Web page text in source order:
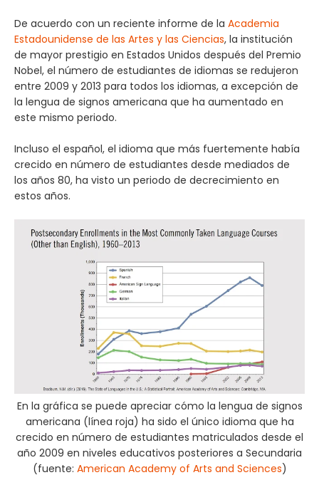
De acuerdo con un reciente informe de la Academia
Estadounidense de las Artes y las Ciencias, la institución
de mayor prestigio en Estados Unidos después del Premio
Nobel, el número de estudiantes de idiomas se redujeron
entre 2009 y 2013 para todos los idiomas, a excepción de
la lengua de signos americana que ha aumentado en
este mismo periodo.
Incluso el español, el idioma que más fuertemente había
crecido en número de estudiantes desde mediados de
los años 80, ha visto un periodo de decrecimiento en
estos años.
En la gráfica se puede apreciar cómo la lengua de signos
americana (línea roja) ha sido el único idioma que ha
crecido en número de estudiantes matriculados desde el
año 2009 en niveles educativos posteriores a Secundaria
(fuente: American Academy of Arts and Sciences)